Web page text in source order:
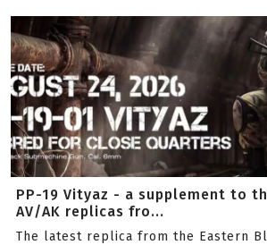
PP-19 Vityaz - a supplement to
AV/AK replicas fro...
The latest replica from the Eastern